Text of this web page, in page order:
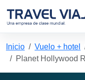
Inicio Vuelo + hotel
Planet Hollywood